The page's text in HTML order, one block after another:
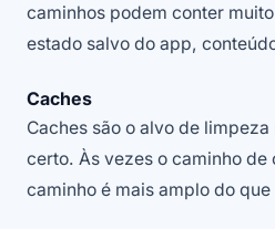
caminhos podem conter
estado salvo do app,
Caches
Caches são o alvo de
certo. Às vezes o caminho de
caminho é mais amplo do que